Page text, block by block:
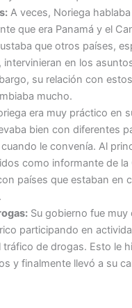
A veces, Noriega
que era Panamá y el
que otros países,
intervinieran en los
su relación con
mucho.
era muy práctico en
bien con diferentes
le convenía. Al
como informante de la
países que estaban en
Su gobierno fue muy
participando en
tráfico de drogas. Esto le
y finalmente llevó a su